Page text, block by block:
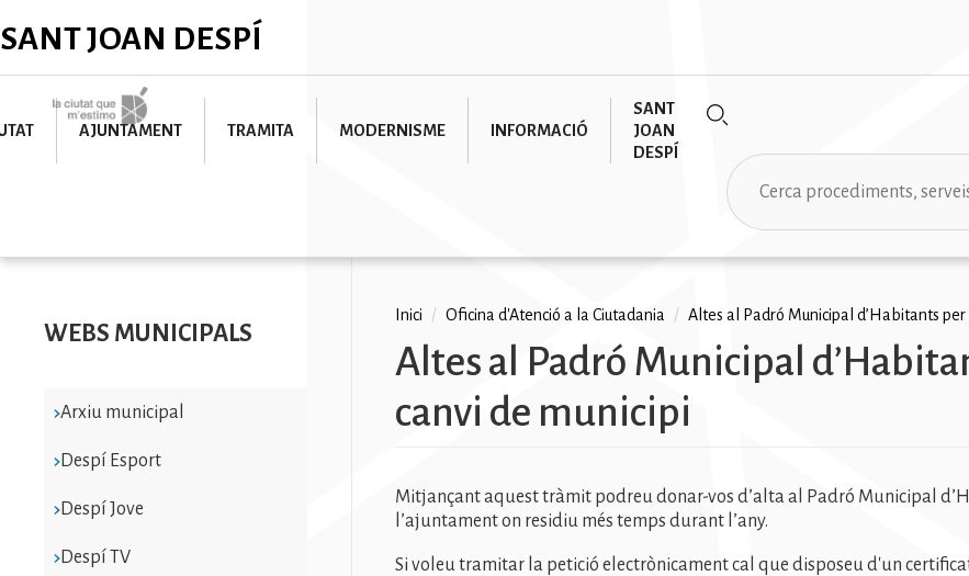
al
SANT JOAN DESPÍ
Imatge
AJUNTAMENT TRAMITA MODERNISME INFORMACIÓ
SANT
JOAN
DESPÍ
Cerca
WEBS MUNICIPALS
Arxiu municipal
Despí Esport
Despí Jove
Despí TV
Fil
d'ariadna
Inici / Oficina d'Atenció a la Ciutadania / Altes al Padró Municipal d’Habitants per
Altes al Padró Municipal
canvi de municipi
Mitjançant aquest tràmit podreu donar-vos d’alta al Padró Municipal
l’ajuntament on residiu més temps durant l’any.
Si voleu tramitar la petició electrònicament cal que disposeu d'un